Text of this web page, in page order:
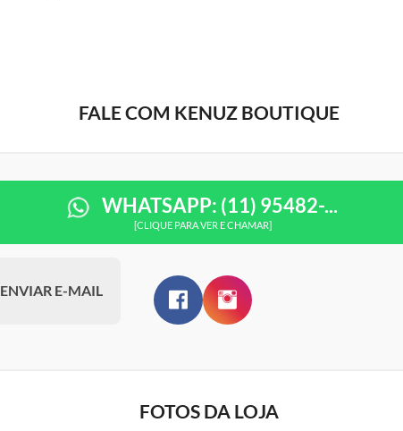
FALE COM KENUZ BOUTIQUE
WHATSAPP: (11) 95482-...
[CLIQUE PARA VER E CHAMAR]
ENVIAR E-MAIL
FOTOS DA LOJA